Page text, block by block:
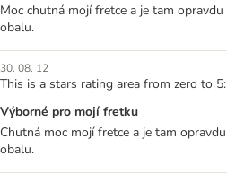
Moc chutná mojí fretce a je tam
obalu.
30. 08. 12
This is a stars rating area from zero to
Výborné pro mojí fretku
Chutná moc mojí fretce a je tam
obalu.